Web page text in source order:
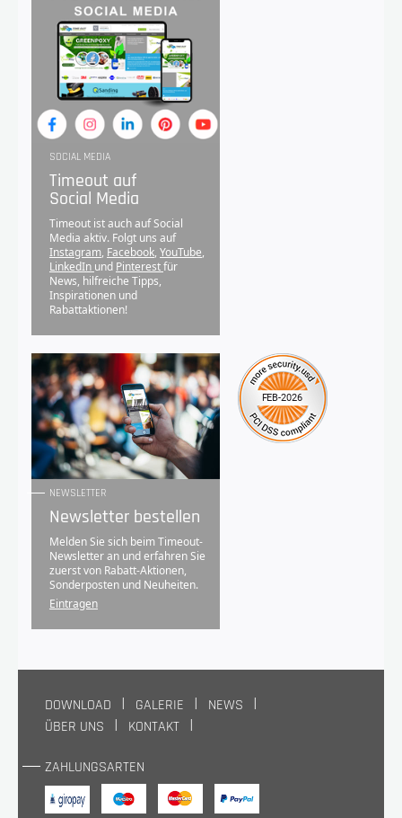
SOCIAL MEDIA
Timeout auf
Social Media
Timeout ist auch auf Social
Media aktiv. Folgt uns auf
Instagram, Facebook, YouTube,
LinkedIn und Pinterestfür
News, hilfreiche Tipps,
Inspirationen und
Rabattaktionen!
NEWSLETTER
Newsletter bestellen
Melden Sie sich beim Timeout-
Newsletter an und erfahren Sie
zuerst von Rabatt-Aktionen,
Sonderposten und Neuheiten.
Eintragen
DOWNLOAD GALERIE
NEWS
ÜBER UNS
KONTAKT
ZAHLUNGSARTEN